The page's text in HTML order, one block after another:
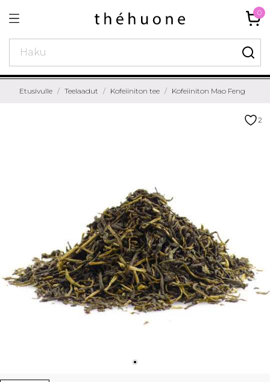
0
Etusivulle Teelaadut Kofeiiniton tee Kofeiiniton Mao Feng
2